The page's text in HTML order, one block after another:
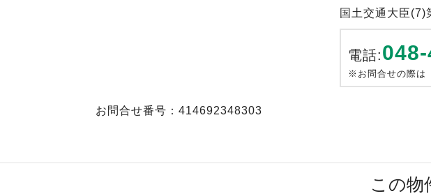
国土交通大臣(7)
電話:
※お問合せの際は
お問合せ番号：414692348303
この物